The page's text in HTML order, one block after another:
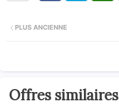
PLUS ANCIENNE
Offres similaires